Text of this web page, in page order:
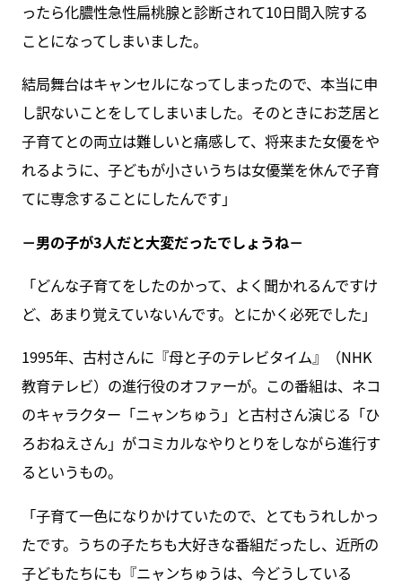
ったら化膿性急性扁桃腺と診断されて10日間入院する
ことになってしまいました。
結局舞台はキャンセルになってしまったので、本当に申
し訳ないことをしてしまいました。そのときにお芝居と
子育てとの両立は難しいと痛感して、将来また女優をや
れるように、子どもが小さいうちは女優業を休んで子育
てに専念することにしたんです」
－男の子が3人だと大変だったでしょうね－
「どんな子育てをしたのかって、よく聞かれるんですけ
ど、あまり覚えていないんです。とにかく必死でした」
1995年、古村さんに『母と子のテレビタイム』（NHK
教育テレビ）の進行役のオファーが。この番組は、ネコ
のキャラクター「ニャンちゅう」と古村さん演じる「ひ
ろおねえさん」がコミカルなやりとりをしながら進行す
るというもの。
「子育て一色になりかけていたので、とてもうれしかっ
たです。うちの子たちも大好きな番組だったし、近所の
子どもたちにも『ニャンちゅうは、今どうしている